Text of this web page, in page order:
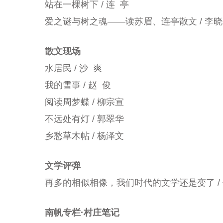
站在一棵树下 / 连 亭
爱之谜与树之魂——读苏眉、连亭散文 / 李晓
散文现场
水居民 / 沙 爽
我的雪事 / 赵 俊
阅读周梦蝶 / 柳宗宣
不远处有灯 / 郭翠华
乡愁草木帖 / 杨泽文
文学评弹
再多的相似相像，我们时代的文学还是变了 /
南帆专栏·村庄笔记